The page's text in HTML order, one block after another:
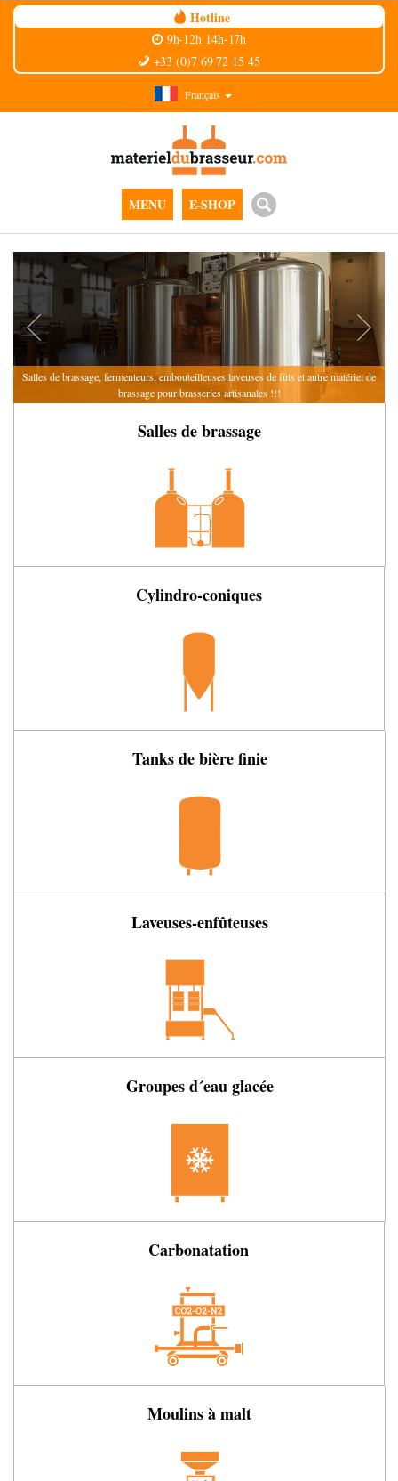
Hotline
9h-12h 14h-17h
+33 (0)7 69 72 15 45
Français
MENU E-SHOP
Salles de brassage, fermenteurs, embouteilleuseslaveuses de fûts et autre matériel de
brassagepour brasseries artisanales !!!
Salles de brassage
Cylindro-coniques
Tanks de bière finie
Laveuses-enfûteuses
Groupes d´eau glacée
Carbonatation
Moulins à malt